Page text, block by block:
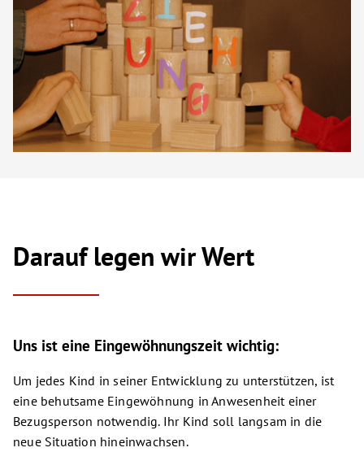
Darauf legen wir Wert
Uns ist eine Eingewöhnungszeit wichtig:
Um jedes Kind in seiner Entwicklung zu unterstützen, ist
eine behutsame Eingewöhnung in Anwesenheit einer
Bezugsperson notwendig. Ihr Kind soll langsam in die
neue Situation hineinwachsen.